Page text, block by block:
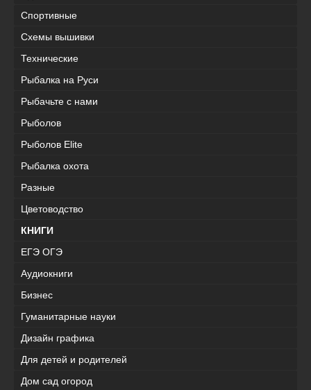
Спортивные
Схемы вышивки
Технические
Рыбалка на Руси
Рыбачьте с нами
Рыболов
Рыболов Elite
Рыбалка охота
Разные
Цветоводство
КНИГИ
ЕГЭ ОГЭ
Аудиокниги
Бизнес
Гуманитарные науки
Дизайн графика
Для детей и родителей
Дом сад огород